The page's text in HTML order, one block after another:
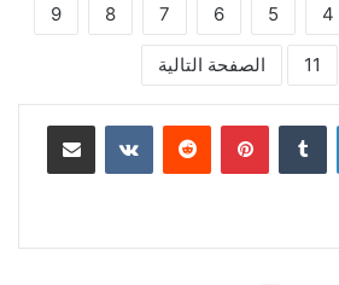
4
5
6
7
8
9
11 الصفحة التالية
لينكدإن بينتيريست مشاركة عبر البريد